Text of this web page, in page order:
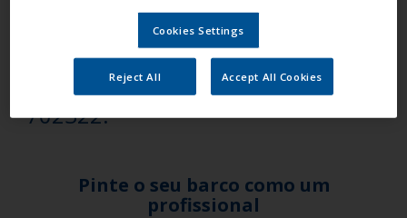
Pedir directamente ao escritório da
International ou ligar para o
Serviço a Clientes - tel. 265
702322.
Pinte o seu barco como um
profissional
Cookies Settings
Reject All Accept All Cookies